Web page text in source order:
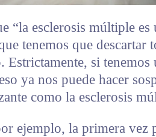
“la esclerosis múltiple es
tenemos que descartar
Estrictamente, si
ya nos puede hacer
como la esclerosis
ejemplo, la primera vez